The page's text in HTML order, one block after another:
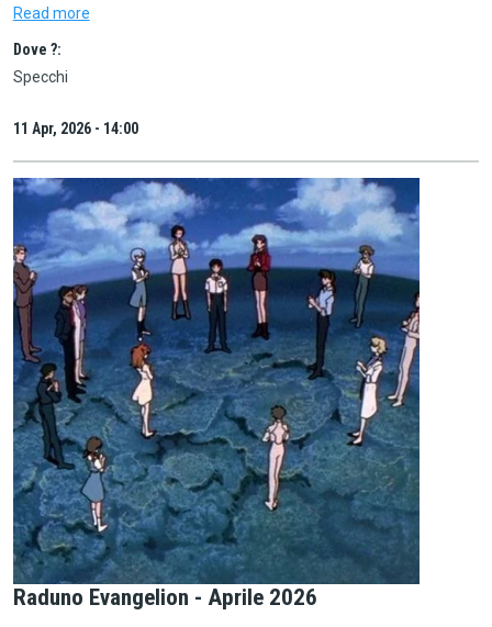
Read more
Dove ?:
Specchi
11 Apr, 2026 - 14:00
Raduno Evangelion - Aprile 2026